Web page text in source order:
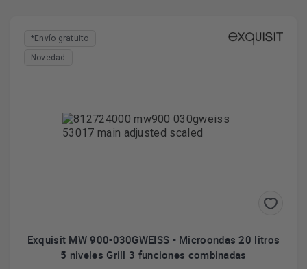
*Envío gratuito
Novedad
Exquisit MW 900-030GWEISS - Microondas 20 litros
5 niveles Grill 3 funciones combinadas